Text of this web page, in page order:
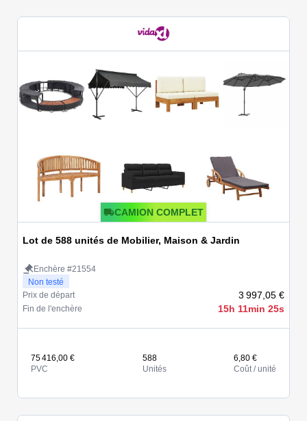
CAMION COMPLET
Lot de 588 unités de Mobilier, Maison & Jardin
Enchère #21554
Non testé
Prix de départ
3 997,05 €
Fin de l'enchère 15h 11min 25s
75 416,00 €
PVC
588
Unités
6,80 €
Coût / unité